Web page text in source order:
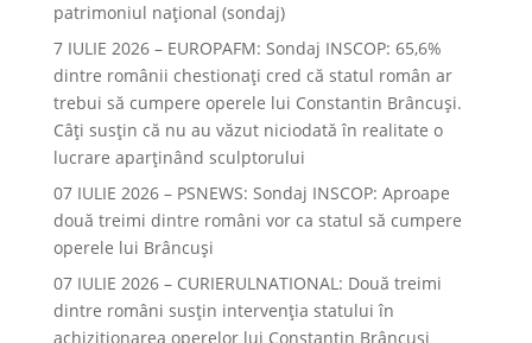
patrimoniul național (sondaj)
7 IULIE 2026 – EUROPAFM: Sondaj INSCOP: 65,6%
dintre românii chestionați cred că statul român ar
trebui să cumpere operele lui Constantin Brâncuși.
Câți susțin că nu au văzut niciodată în realitate o
lucrare aparținând sculptorului
07 IULIE 2026 – PSNEWS: Sondaj INSCOP: Aproape
două treimi dintre români vor ca statul să cumpere
operele lui Brâncuși
07 IULIE 2026 – CURIERULNATIONAL: Două treimi
dintre români susțin intervenția statului în
achiziționarea operelor lui Constantin Brâncuși